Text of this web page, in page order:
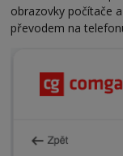
obrazovky počítače
převodem na